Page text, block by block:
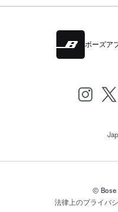
ボーズア
© Bose
法律上のプライバ